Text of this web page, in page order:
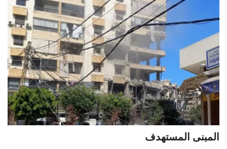
المبنى المستهدف